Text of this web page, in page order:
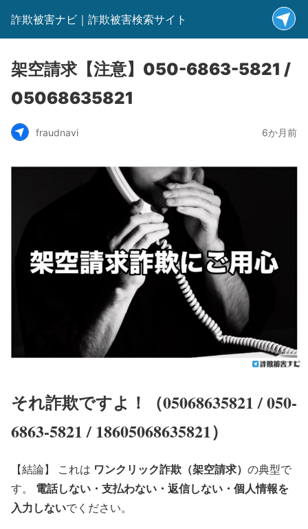
詐欺被害ナビ｜詐欺被害検索サイト
架空請求【注意】050-6863-5821 /
05068635821
fraudnavi 6か月前
それ詐欺ですよ！（05068635821 / 050-
6863-5821 / 18605068635821）
【結論】 これは ワンクリック詐欺（架空請求） の典型で
す。 電話しない・支払わない・返信しない・個人情報を
入力しないでください。